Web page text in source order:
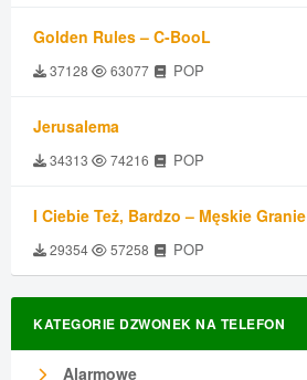
Golden Rules – C-BooL
37128 63077 POP
Jerusalema
34313 74216 POP
I Ciebie Też, Bardzo – Męskie Granie
29354 57258 POP
KATEGORIE DZWONEK NA TELEFON
Alarmowe